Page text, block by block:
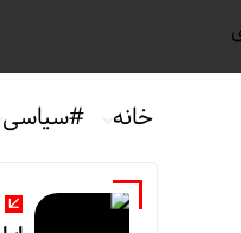
خانه #سیاسی